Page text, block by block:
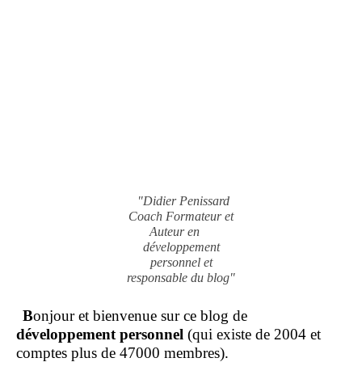
"Didier Penissard
Coach Formateur et
Auteur en
développement
personnel et
responsable du blog"
Bonjour et bienvenue sur ce blog de
développement personnel (qui existe de 2004 et
comptes plus de 47000 membres).